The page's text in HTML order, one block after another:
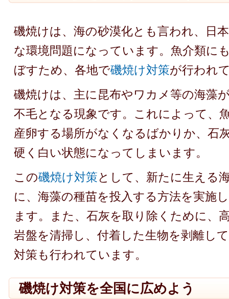
磯焼けは、海の砂漠化とも言われ、日
な環境問題になっています。魚介類に
ぼすため、各地で磯焼け対策が行われ
磯焼けは、主に昆布やワカメ等の海藻
不毛となる現象です。これによって、
産卵する場所がなくなるばかりか、石
硬く白い状態になってしまいます。
この磯焼け対策として、新たに生える
に、海藻の種苗を投入する方法を実施
ます。また、石灰を取り除くために、
岩盤を清掃し、付着した生物を剥離し
対策も行われています。
磯焼け対策を全国に広めよう